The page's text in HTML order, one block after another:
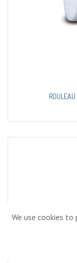
We use cookies to